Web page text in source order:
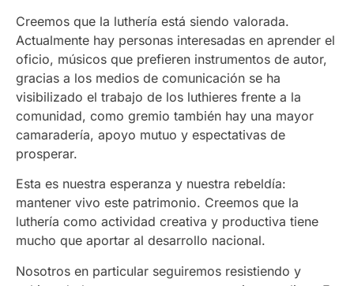
Creemos que la luthería está siendo valorada.
Actualmente hay personas interesadas en aprender el
oficio, músicos que prefieren instrumentos de autor,
gracias a los medios de comunicación se ha
visibilizado el trabajo de los luthieres frente a la
comunidad, como gremio también hay una mayor
camaradería, apoyo mutuo y espectativas de
prosperar.
Esta es nuestra esperanza y nuestra rebeldía:
mantener vivo este patrimonio. Creemos que la
luthería como actividad creativa y productiva tiene
mucho que aportar al desarrollo nacional.
Nosotros en particular seguiremos resistiendo y